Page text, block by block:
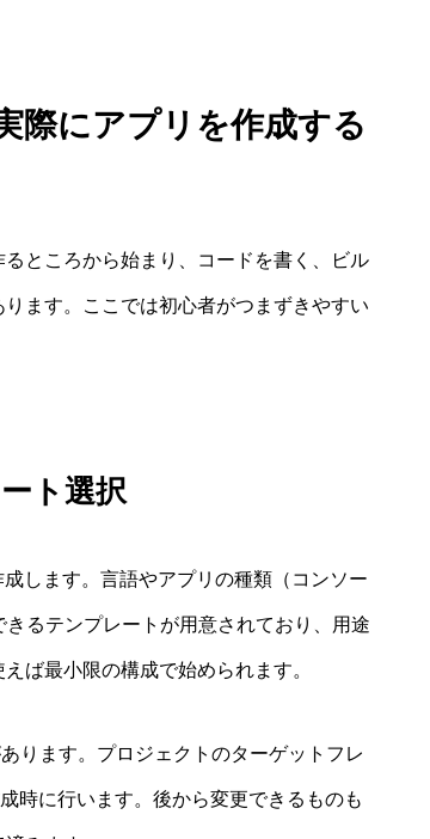
にアプリを作成する
ところから始まり、コードを書く、ビル
ます。ここでは初心者がつまずきやすい
ト選択
します。言語やアプリの種類（コンソー
るテンプレートが用意されており、用途
ば最小限の構成で始められます。
ります。プロジェクトのターゲットフレ
時に行います。後から変更できるものも